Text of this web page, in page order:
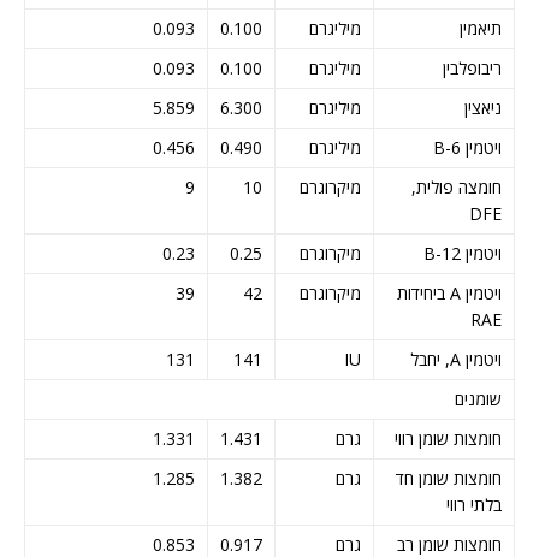
תיאמין
מיליגרם 0.100
0.093
ריבופלבין
מיליגרם 0.100
0.093
ניאצין
מיליגרם 6.300
5.859
ויטמין B-6
מיליגרם 0.490
0.456
חומצה פולית,
DFE
מיקרוגרם 10
9
ויטמין B-12 מיקרוגרם 0.25
0.23
ויטמין A ביחידות
RAE
מיקרוגרם 42
39
ויטמין A, יחבל IU
141
131
שומנים
חומצות שומן רווי
גרם 1.431
1.331
חומצות שומן חד
בלתי רווי
גרם 1.382
1.285
חומצות שומן רב
גרם 0.917
0.853